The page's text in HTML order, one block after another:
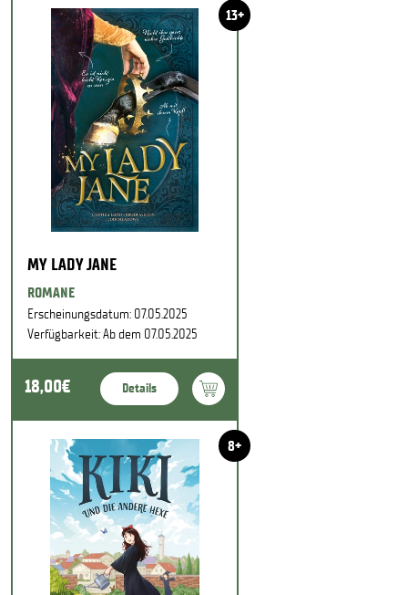
13+
MY LADY JANE
ROMANE
Erscheinungsdatum: 07.05.2025
Verfügbarkeit: Ab dem 07.05.2025
18,00€ Details
8+